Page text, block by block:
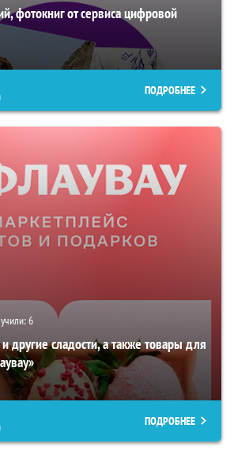
фотокниг от сервиса цифровой
ПОДРОБНЕЕ
6
другие сладости, а также товары для
ПОДРОБНЕЕ